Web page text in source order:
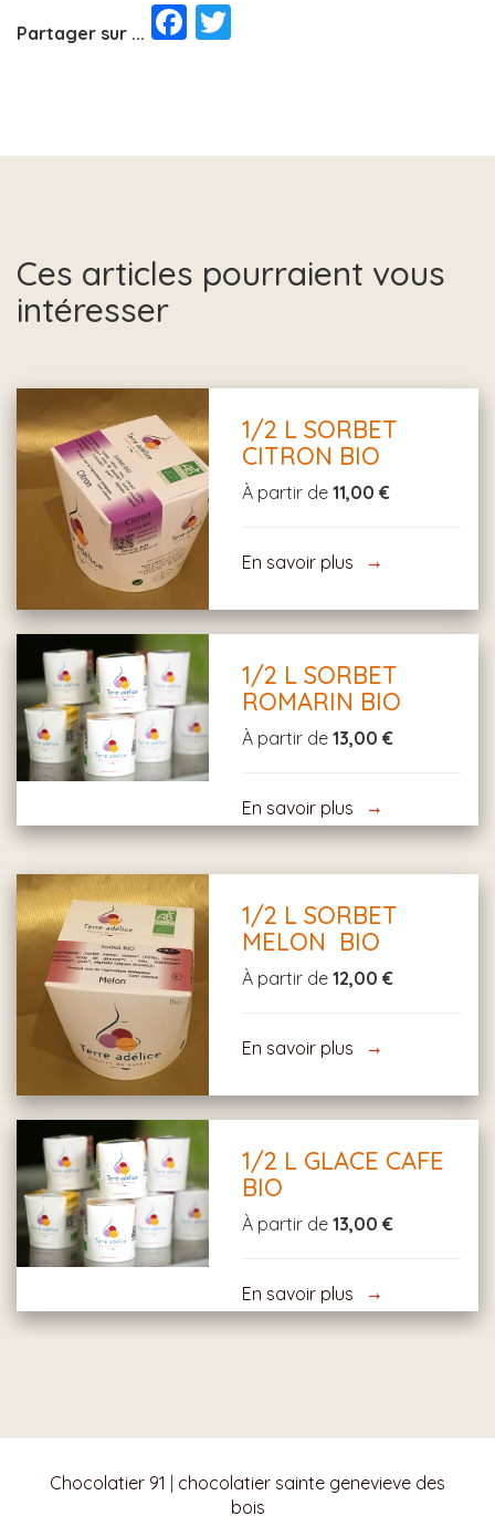
Partager sur ...
Facebook
Ces articles pourraient vous
intéresser
1/2 L SORBET
CITRON BIO
À partir de11,00 €
En savoir plus
1/2 L SORBET
ROMARIN BIO
À partir de13,00 €
En savoir plus
1/2 L SORBET
MELON BIO
À partir de12,00 €
En savoir plus
1/2 L GLACE CAFE
BIO
À partir de13,00 €
En savoir plus
Chocolatier 91
chocolatier sainte genevieve des
bois